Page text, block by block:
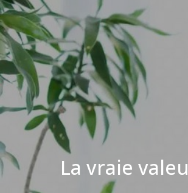
La vraie